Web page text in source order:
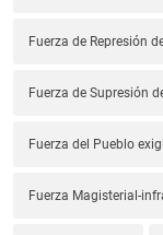
Fuerza de Represión
Fuerza de Supresión
Fuerza del Pueblo
Fuerza Magisterial-